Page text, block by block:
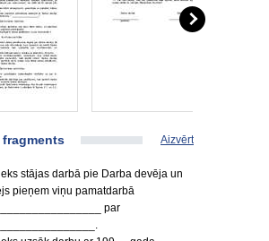
fragments Aizvērt
stājas darbā pie Darba devēja un
pieņem viņu pamatdarbā
par